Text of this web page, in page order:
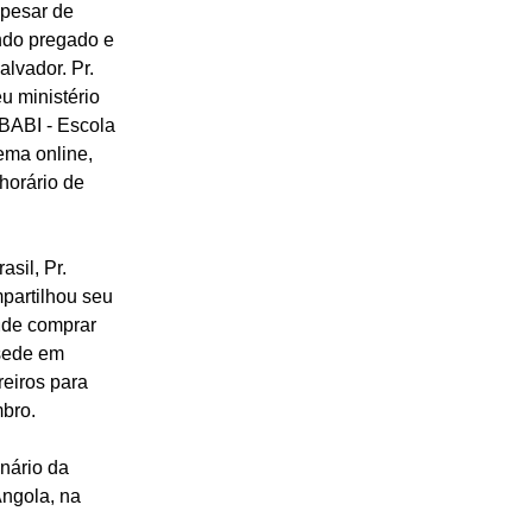
de
pregado e
Pr.
ministério
- Escola
online,
de
Pr.
seu
comprar
em
para
da
na